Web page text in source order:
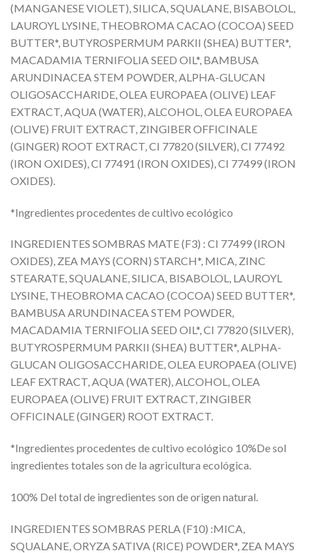
(MANGANESE VIOLET), SILICA, SQUALANE, BISABOLOL,
LAUROYL LYSINE, THEOBROMA CACAO (COCOA) SEED
BUTTER*, BUTYROSPERMUM PARKII (SHEA) BUTTER*,
MACADAMIA TERNIFOLIA SEED OIL*, BAMBUSA
ARUNDINACEA STEM POWDER, ALPHA-GLUCAN
OLIGOSACCHARIDE, OLEA EUROPAEA (OLIVE) LEAF
EXTRACT, AQUA (WATER), ALCOHOL, OLEA EUROPAEA
(OLIVE) FRUIT EXTRACT, ZINGIBER OFFICINALE
(GINGER) ROOT EXTRACT, CI 77820 (SILVER), CI 77492
(IRON OXIDES), CI 77491 (IRON OXIDES), CI 77499 (IRON
OXIDES).
*Ingredientes procedentes de cultivo ecológico
INGREDIENTES SOMBRAS MATE (F3) : CI 77499 (IRON
OXIDES), ZEA MAYS (CORN) STARCH*, MICA, ZINC
STEARATE, SQUALANE, SILICA, BISABOLOL, LAUROYL
LYSINE, THEOBROMA CACAO (COCOA) SEED BUTTER*,
BAMBUSA ARUNDINACEA STEM POWDER,
MACADAMIA TERNIFOLIA SEED OIL*, CI 77820 (SILVER),
BUTYROSPERMUM PARKII (SHEA) BUTTER*, ALPHA-
GLUCAN OLIGOSACCHARIDE, OLEA EUROPAEA (OLIVE)
LEAF EXTRACT, AQUA (WATER), ALCOHOL, OLEA
EUROPAEA (OLIVE) FRUIT EXTRACT, ZINGIBER
OFFICINALE (GINGER) ROOT EXTRACT.
*Ingredientes procedentes de cultivo ecológico 10%De sol
ingredientes totales son de la agricultura ecológica.
100% Del total de ingredientes son de origen natural.
INGREDIENTES SOMBRAS PERLA (F10) :MICA,
SQUALANE, ORYZA SATIVA (RICE) POWDER*, ZEA MAYS